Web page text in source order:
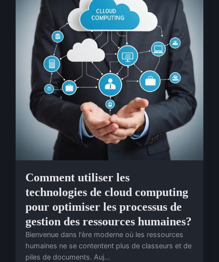
Comment utiliser les
technologies de cloud computing
pour optimiser les processus de
gestion des ressources humaines?
Bienvenue dans l'ère moderne où les ressources
humaines ne se contentent plus de classeurs et de
piles de documents. Auj...